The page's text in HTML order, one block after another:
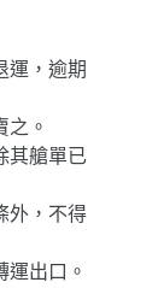
運，逾期
之。
其艙單已
外，不得
出口。